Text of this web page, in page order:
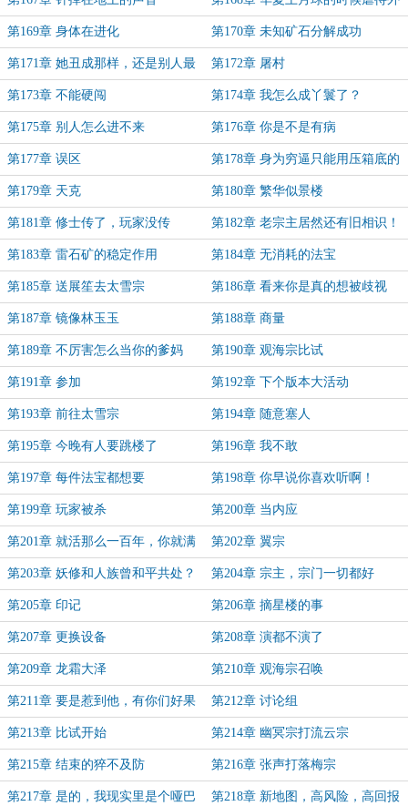
星人了
第169章 身体在进化 第170章 未知矿石分解成功
第171章 她丑成那样，还是别人最
危险
第172章 屠村
第173章 不能硬闯 第174章 我怎么成丫鬟了？
第175章 别人怎么进不来 第176章 你是不是有病
第177章 误区 第178章 身为穷逼只能用压箱底的
法宝了
第179章 天克 第180章 繁华似景楼
第181章 修士传了，玩家没传 第182章 老宗主居然还有旧相识！
第183章 雷石矿的稳定作用 第184章 无消耗的法宝
第185章 送展笙去太雪宗 第186章 看来你是真的想被歧视
第187章 镜像林玉玉 第188章 商量
第189章 不厉害怎么当你的爹妈 第190章 观海宗比试
第191章 参加 第192章 下个版本大活动
第193章 前往太雪宗 第194章 随意塞人
第195章 今晚有人要跳楼了 第196章 我不敢
第197章 每件法宝都想要 第198章 你早说你喜欢听啊！
第199章 玩家被杀 第200章 当内应
第201章 就活那么一百年，你就满
足了？
第202章 翼宗
第203章 妖修和人族曾和平共处？ 第204章 宗主，宗门一切都好
第205章 印记 第206章 摘星楼的事
第207章 更换设备 第208章 演都不演了
第209章 龙霜大泽 第210章 观海宗召唤
第211章 要是惹到他，有你们好果
子吃！
第212章 讨论组
第213章 比试开始 第214章 幽冥宗打流云宗
第215章 结束的猝不及防 第216章 张声打落梅宗
第217章 是的，我现实里是个哑巴 第218章 新地图，高风险，高回报